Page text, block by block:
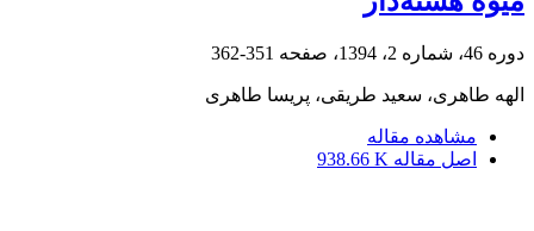
دوره 46، شماره 2، 1394، صفحه 351-362
الهه طاهری، سعید طریقی، پریسا طاهری
مشاهده مقاله
اصل مقاله 938.66 K